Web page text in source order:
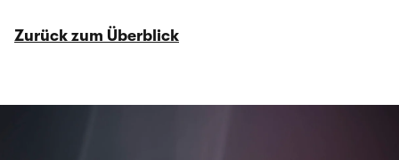
Zurück zum Überblick